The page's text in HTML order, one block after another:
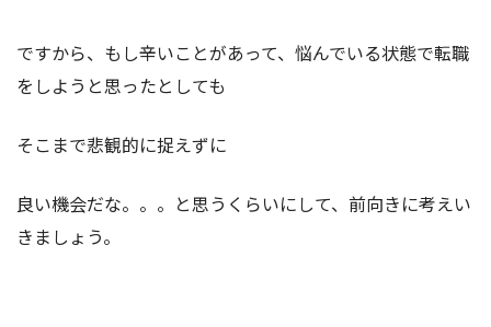
ですから、もし辛いことがあって、悩んでいる状態で転職
をしようと思ったとしても
そこまで悲観的に捉えずに
良い機会だな。。。と思うくらいにして、前向きに考えい
きましょう。